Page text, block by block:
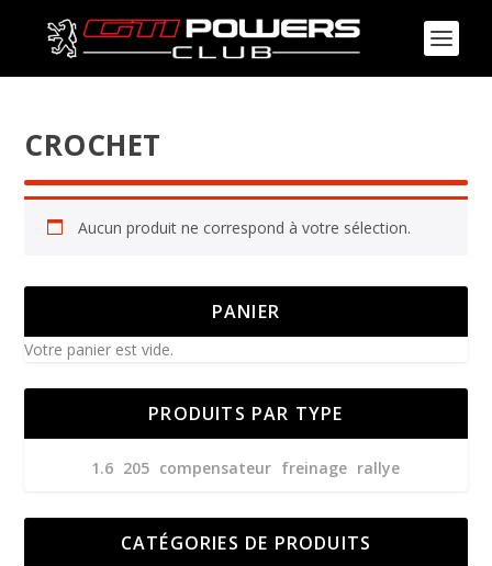
CROCHET
Aucun produit ne correspond à votre sélection.
PANIER
Votre panier est vide.
PRODUITS PAR TYPE
1.6 205 compensateur freinage rallye
CATÉGORIES DE PRODUITS